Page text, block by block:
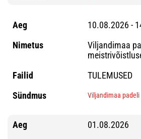
10.08.2026 -
Viljandimaa
TULEMUSED
Viljandimaa
01.08.2026